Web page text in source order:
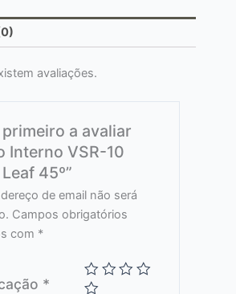
avaliações.
primeiro a avaliar
Interno VSR-10
45º”
de email não será
Campos obrigatórios
com *
*